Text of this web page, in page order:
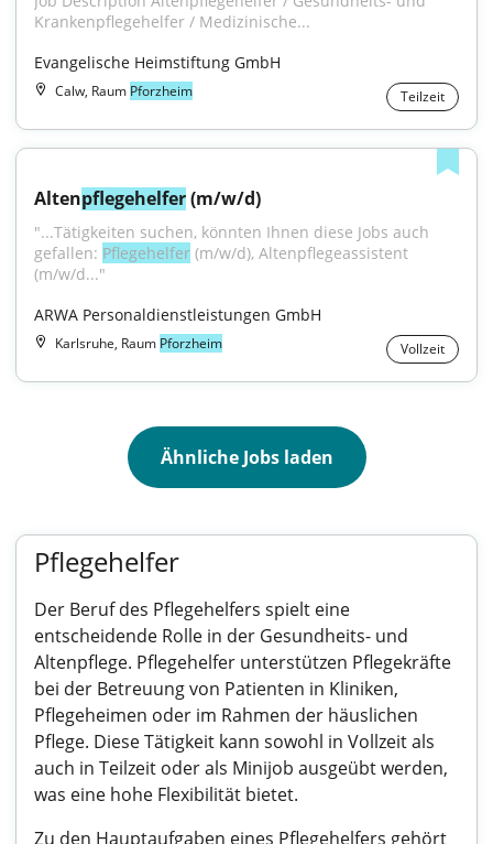
Krankenpflegehelfer / Medizinische...
Evangelische Heimstiftung GmbH
Calw, Raum Pforzheim Teilzeit
Altenpflegehelfer (m/w/d)
"...Tätigkeiten suchen, könnten Ihnen diese Jobs auch
gefallen: Pflegehelfer (m/w/d), Altenpflegeassistent
(m/w/d..."
ARWA Personaldienstleistungen GmbH
Karlsruhe, Raum Pforzheim Vollzeit
Ähnliche Jobs laden
Pflegehelfer
Der Beruf des Pflegehelfers spielt eine
entscheidende Rolle in der Gesundheits- und
Altenpflege. Pflegehelfer unterstützen Pflegekräfte
bei der Betreuung von Patienten in Kliniken,
Pflegeheimen oder im Rahmen der häuslichen
Pflege. Diese Tätigkeit kann sowohl in Vollzeit als
auch in Teilzeit oder als Minijob ausgeübt werden,
was eine hohe Flexibilität bietet.
Zu den Hauptaufgaben eines Pflegehelfers gehört